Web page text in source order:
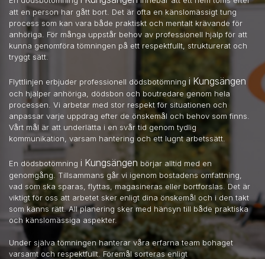
att en person har gått bort. Det är ofta en känslomässigt tung
process som kan vara både praktiskt och mentalt krävande för
anhöriga. För många uppstår behov av professionell hjälp för att
kunna genomföra tömningen på ett respektfullt, strukturerat och
tryggt sätt.
Flyttlinjen erbjuder professionell dödsbotömning i Kungsängen
och hjälper anhöriga, dödsbon och boutredare genom hela
processen. Vi arbetar med stor respekt för situationen och
anpassar varje uppdrag efter de önskemål och behov som finns.
Vårt mål är att underlätta i en svår tid genom tydlig
kommunikation, varsam hantering och ett lugnt arbetssätt.
En dödsbotömning i Kungsängen börjar alltid med en
genomgång. Tillsammans går vi igenom bostadens omfattning,
vad som ska sparas, flyttas, magasineras eller bortforslas. Det är
viktigt för oss att arbetet sker enligt dina önskemål och i den takt
som känns rätt. All planering sker med hänsyn till både praktiska
och känslomässiga aspekter.
Under själva tömningen hanterar våra erfarna team bohaget
varsamt och respektfullt. Föremål sorteras enligt